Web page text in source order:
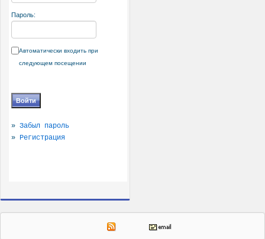
Пароль:
Автоматически входить при
следующем посещении
» Забыл пароль
» Регистрация